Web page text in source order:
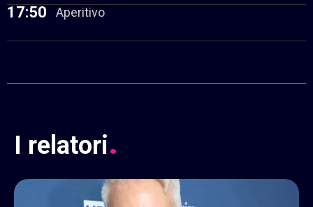
17:50 Aperitivo
I relatori.